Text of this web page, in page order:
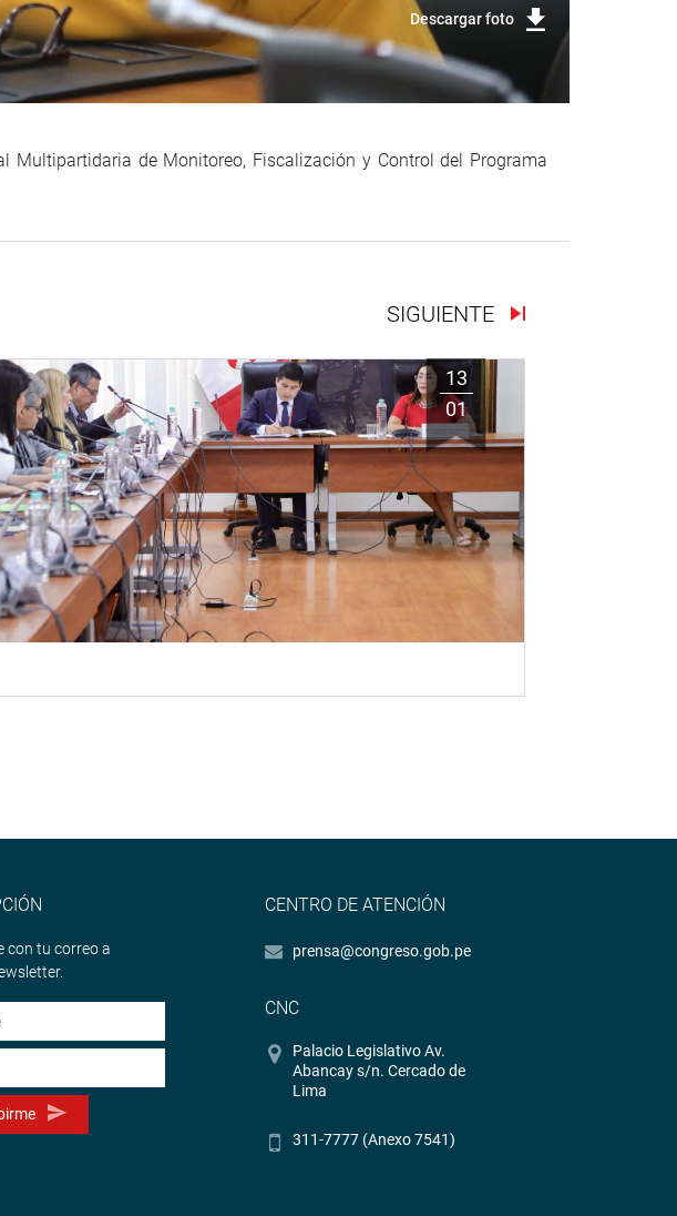
Descargar foto
Multipartidaria de Monitoreo, Fiscalización y Control del Programa
SIGUIENTE
13
01
con tu correo a
CENTRO DE ATENCIÓN
prensa@congreso.gob.pe
CNC
Palacio Legislativo Av.
Abancay s/n. Cercado de
Lima
311-7777 (Anexo 7541)